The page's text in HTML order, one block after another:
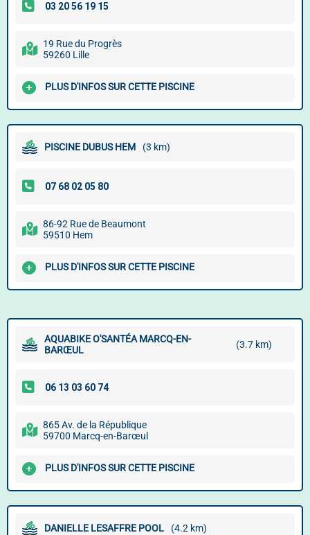
19 Rue du Progrès
59260 Lille
PLUS D'INFOS SUR CETTE PISCINE
PISCINE DUBUS HEM (3 km)
86-92 Rue de Beaumont
59510 Hem
PLUS D'INFOS SUR CETTE PISCINE
AQUABIKE O'SANTÉA MARCQ-EN-
BARŒUL
(3.7 km)
865 Av. de la République
59700 Marcq-en-Barœul
PLUS D'INFOS SUR CETTE PISCINE
DANIELLE LESAFFRE POOL (4.2 km)